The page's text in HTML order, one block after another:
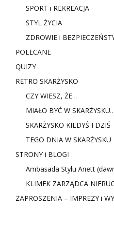
SPORT i REKREACJA
STYL ŻYCIA
ZDROWIE i
POLECANE
QUIZY
RETRO SKARŻYSKO
CZY WIESZ, ŻE…
MIAŁO BYĆ W
SKARŻYSKO KIEDYŚ I DZIŚ
TEGO DNIA W SKARŻYSKU
STRONY i BLOGI
Ambasada Stylu Anett
KLIMEK ZARZĄDCA
ZAPROSZENIA – IMPREZY i